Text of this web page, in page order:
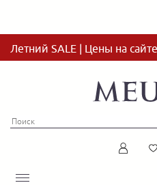
Летний SALE | Цены на